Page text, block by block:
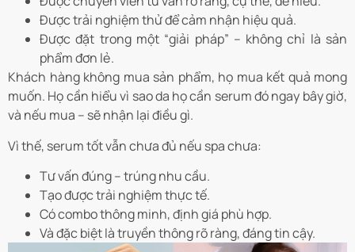
Được trải nghiệm thử để cảm nhận hiệu quả.
Được đặt trong một “giải pháp” – không chỉ là sản
phẩm đơn lẻ.
Khách hàng không mua sản phẩm, họ mua kết quả mong
muốn. Họ cần hiểu vì sao da họ cần serum đó ngay bây giờ,
và nếu mua – sẽ nhận lại điều gì.
Vì thế, serum tốt vẫn chưa đủ nếu spa chưa:
Tư vấn đúng – trúng nhu cầu.
Tạo được trải nghiệm thực tế.
Có combo thông minh, định giá phù hợp.
Và đặc biệt là truyền thông rõ ràng, đáng tin cậy.